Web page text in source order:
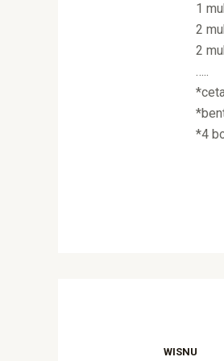
1
2
2
…..
*4
WISNU